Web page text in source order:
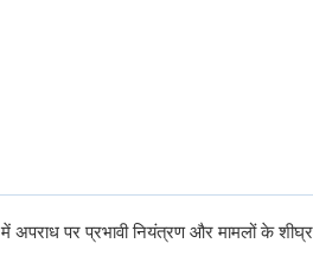
अपराध पर प्रभावी नियंत्रण और मामलों के